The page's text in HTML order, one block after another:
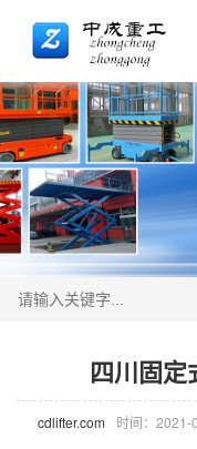
四川固定
cdlifter.com 时间：2021-